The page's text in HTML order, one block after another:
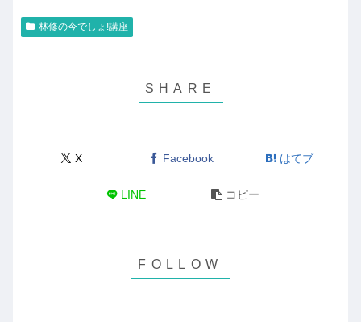
林修の今でしょ!講座
X Facebook はてブ
LINE コピー